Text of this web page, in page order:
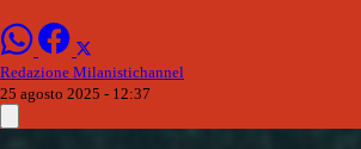
Redazione Milanistichannel
25 agosto 2025 - 12:37